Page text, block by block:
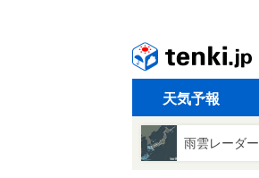
天気予報
雨雲レーダー